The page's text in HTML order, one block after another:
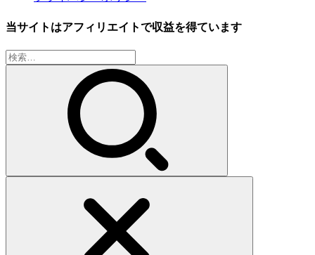
当サイトはアフィリエイトで収益を得ています
検
索: